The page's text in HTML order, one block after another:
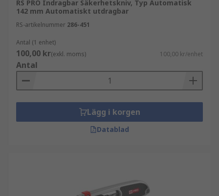
RS PRO Indragbar Säkerhetskniv, Typ Automatisk
142 mm Automatiskt utdragbar
RS-artikelnummer 286-451
Antal (1 enhet)
100,00 kr(exkl. moms) 100,00 kr/enhet
Antal
Lägg i korgen
Datablad